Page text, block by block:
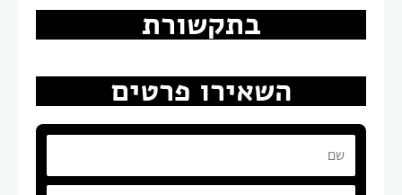
בתקשורת
השאירו פרטים
שם